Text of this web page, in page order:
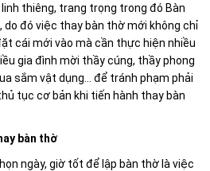
thiêng, trang trọng trong đó Bàn
đó việc thay bàn thờ mới không chỉ
cái mới vào mà cần thực hiện nhiều
gia đình mời thầy cúng, thầy phong
sắm vật dụng… để tránh phạm phải
tục cơ bản khi tiến hành thay bàn
bàn thờ
ngày, giờ tốt để lập bàn thờ là việc